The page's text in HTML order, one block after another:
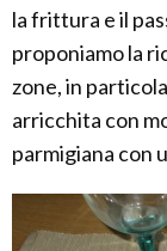
la frittura e il
proponiamo la
zone, in
arricchita con
parmigiana con